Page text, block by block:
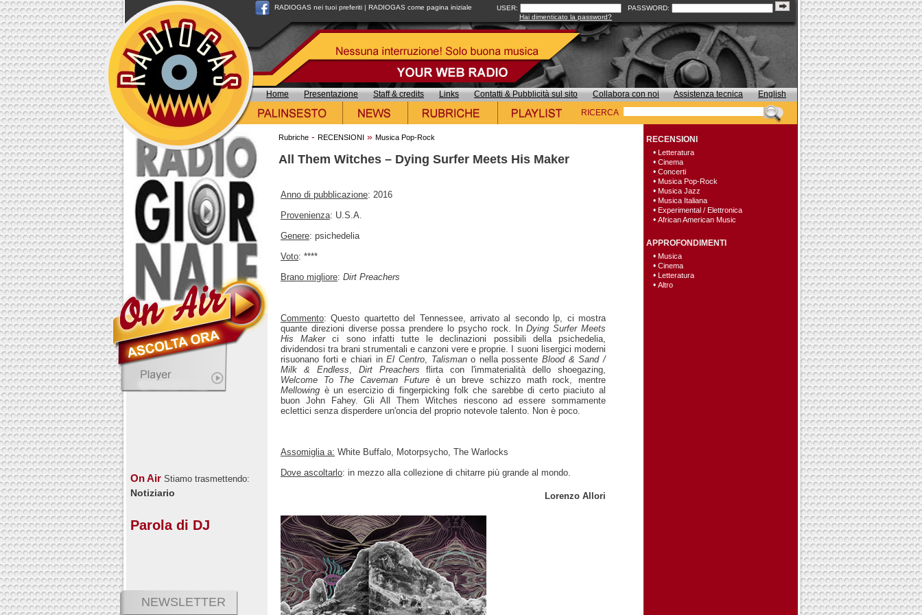
RADIOGAS nei tuoi preferiti | RADIOGAS come pagina iniziale USER:
PASSWORD:
Hai dimenticato la password?
Home Presentazione Staff & credits Links Contatti & Pubblicità sul sito Collabora con noi Assistenza tecnica
English
RICERCA
On Air Stiamo trasmettendo:
Notiziario
Parola di DJ
NEWSLETTER
Rubriche - RECENSIONI » Musica Pop-Rock
All Them Witches – Dying Surfer Meets His Maker
Anno di pubblicazione: 2016
Provenienza: U.S.A.
Genere: psichedelia
Voto: ****
Brano migliore: Dirt Preachers
Commento: Questo quartetto del Tennessee, arrivato al secondo lp, ci mostra
quante direzioni diverse possa prendere lo psycho rock. InDying Surfer Meets
His Makerci sono infatti tutte le declinazioni possibili della psichedelia,
dividendosi tra brani strumentali e canzoni vere e proprie. I suoni lisergici moderni
risuonano forti e chiari inEl Centro, Talismano nella possenteBlood & Sand /
Milk & Endless
Dirt Preachers flirta con l'immaterialità dello shoegazing,
Welcome To The Caveman Futureè un breve schizzo math rock, mentre
Mellowing è un esercizio di fingerpicking folk che sarebbe di certo piaciuto al
buon John Fahey. Gli All Them Witches riescono ad essere sommamente
eclettici senza disperdere un'oncia del proprio notevole talento. Non è poco.
Assomiglia a: White Buffalo, Motorpsycho, The Warlocks
Dove ascoltarlo: in mezzo alla collezione di chitarre più grande al mondo.
Lorenzo Allori
RECENSIONI
• Letteratura
• Cinema
• Concerti
• Musica Pop-Rock
• Musica Jazz
• Musica Italiana
• Experimental / Elettronica
• African American Music
APPROFONDIMENTI
• Musica
• Cinema
• Letteratura
• Altro